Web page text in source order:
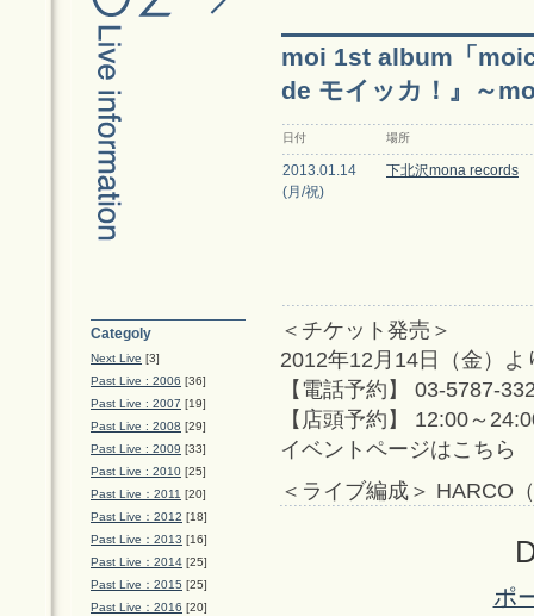
Categoly
Next Live [3]
Past Live : 2006 [36]
Past Live : 2007 [19]
Past Live : 2008 [29]
Past Live : 2009 [33]
Past Live : 2010 [25]
Past Live：2011 [20]
Past Live：2012 [18]
Past Live：2013 [16]
Past Live：2014 [25]
Past Live：2015 [25]
Past Live：2016 [20]
moi 1st album「
de モイッカ！』～
日付 場所
2013.01.14
(月/祝)
下北沢mona records
＜チケット発売＞
2012年12月14日（金）
【電話予約】 03-5787-
【店頭予約】 12:00～
イベントページはこちら
＜ライブ編成＞ HARCO
ポ